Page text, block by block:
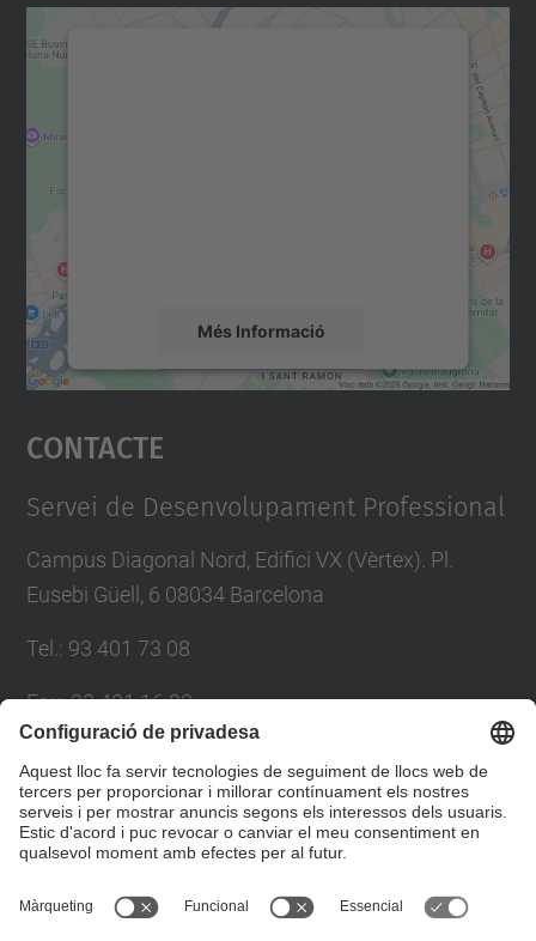
Més Informació
Accepta
powered by
Contacte
Servei de Desenvolupament Professional
Campus Diagonal Nord, Edifici VX (Vèrtex). Pl.
Eusebi Güell, 6 08034 Barcelona
Tel. : 93 401 73 08
Fax:93 401 16 22
Directori UPC
Formulari de contacte